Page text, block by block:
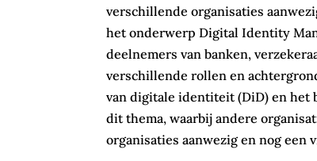
verschillende organisaties
het onderwerp Digital Identity
deelnemers van banken,
verschillende rollen en
van digitale identiteit (DiD) en het
dit thema, waarbij andere
organisaties aanwezig en nog